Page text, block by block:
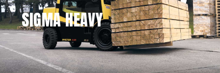
SIGMA HEAVY